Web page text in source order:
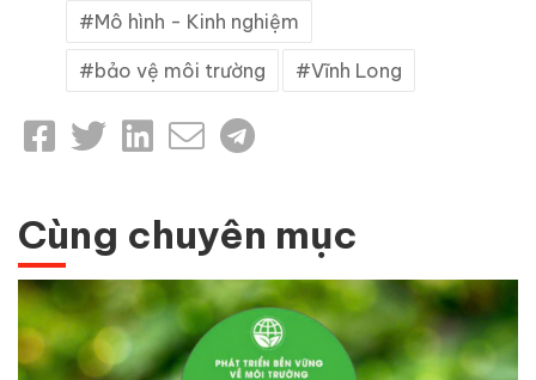
Mô hình - Kinh nghiệm
bảo vệ môi trường Vĩnh Long
Cùng chuyên mục